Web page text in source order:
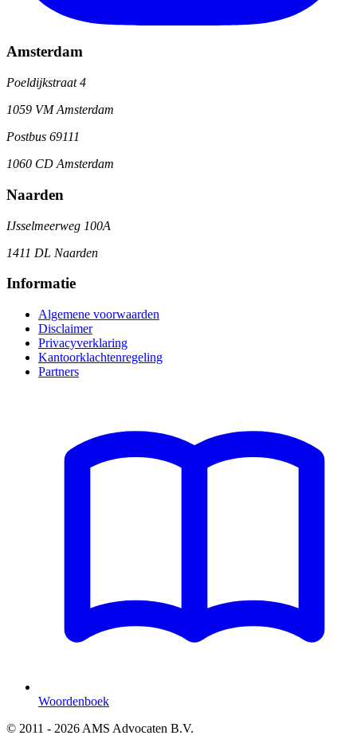
Amsterdam
Poeldijkstraat 4
1059 VM Amsterdam
Postbus 69111
1060 CD Amsterdam
Naarden
IJsselmeerweg 100A
1411 DL Naarden
Informatie
Algemene voorwaarden
Disclaimer
Privacyverklaring
Kantoorklachtenregeling
Partners
Woordenboek
© 2011 - 2026 AMS Advocaten B.V.